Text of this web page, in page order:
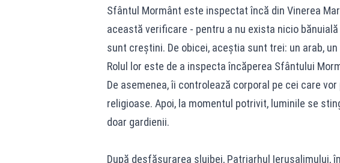
Sfântul Mormânt este inspectat încă din Vinerea
această verificare - pentru a nu exista nicio
sunt creștini. De obicei, aceștia sunt trei: un arab,
Rolul lor este de a inspecta încăperea Sfântului
De asemenea, îi controlează corporal pe cei care
religioase. Apoi, la momentul potrivit, luminile se
doar gardienii.
După desfășurarea slujbei, Patriarhul Ierusalimului,